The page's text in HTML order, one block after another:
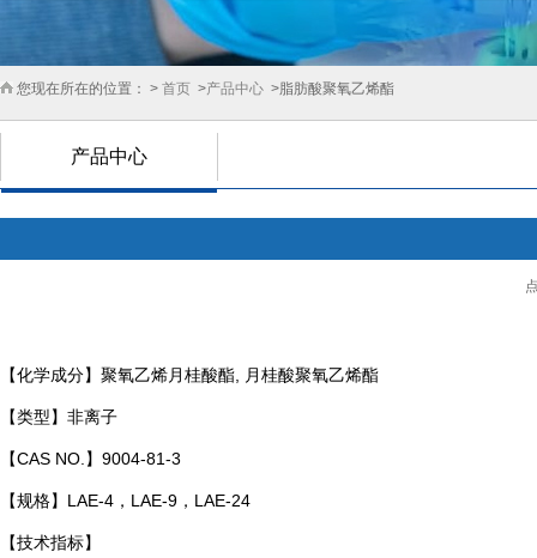
您现在所在的位置： > 首页 >产品中心 >脂肪酸聚氧乙烯酯
产品中心
【化学成分】 聚氧乙烯月桂酸酯, 月桂酸聚氧乙烯酯
【类型】 非离子
【CAS NO.】 9004-81-3
【规格】 LAE-4，LAE-9，LAE-24
【技术指标】